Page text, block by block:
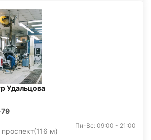
Удальцова
(116 м)
Пн-Вс: 09:00 - 21:00